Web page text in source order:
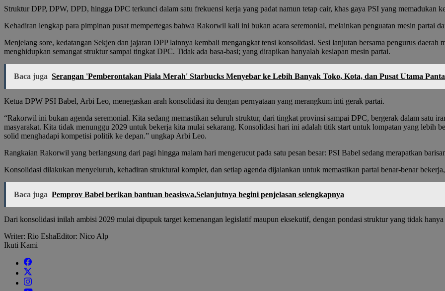
Struktur DPP, DPW, DPD, hingga DPC terkunci dalam satu frekuensi kerja yang padat namun tetap cair, khas gaya PSI yang memadukan
Kehadiran lengkap para pimpinan pusat mempertegas bahwa Rakorwil kali ini bukan acara seremonial, melainkan penguatan mesin partai
Menjelang sore, kedatangan Sekjen dan jajaran DPP lainnya kembali mengangkat tensi konsolidasi. Sesi lanjutan bersama pengurus daerah
menghidupkan semangat struktur sampai tingkat DPC. Tidak ada basa-basi; yang dirapikan hanyalah kesiapan mesin partai.
Baca juga Serangan 'Pemberontakan Piala Merah' Starbucks Menyebar ke Lebih Banyak Toko, Kota, dan Pusat Utama
Ketua DPW PSI Babel, Arbi Leo, menegaskan arah konsolidasi itu dengan pernyataan yang merangkum inti gerak partai.
“Rakorwil ini bukan agenda seremonial. Kita sedang memastikan seluruh struktur, dari tingkat provinsi sampai DPC, bergerak dalam satu
masyarakat. Kita tidak menunggu 2029 untuk bekerja kita mulai sekarang. Konsolidasi hari ini adalah titik start untuk lompatan yang lebih
solid menghadapi kompetisi politik ke depan.” ungkap Arbi Leo.
Rangkaian Rakorwil yang berlangsung dari pagi hingga malam hari mengerucut pada satu pesan besar: PSI Babel sedang merapatkan
Konsolidasi dilakukan menyeluruh, kehadiran struktural komplet, dan setiap agenda dijalankan untuk memastikan partai benar-benar
Baca juga Pemprov Babel berikan bantuan beasiswa,Selanjutnya begini penjelasan selengkapnya
Dari konsolidasi inilah ambisi 2029 mulai dipupuk target kemenangan legislatif maupun eksekutif, dengan pondasi struktur yang tidak hanya
Writer: Rio EshaEditor: Nico Alp
Ikuti Kami